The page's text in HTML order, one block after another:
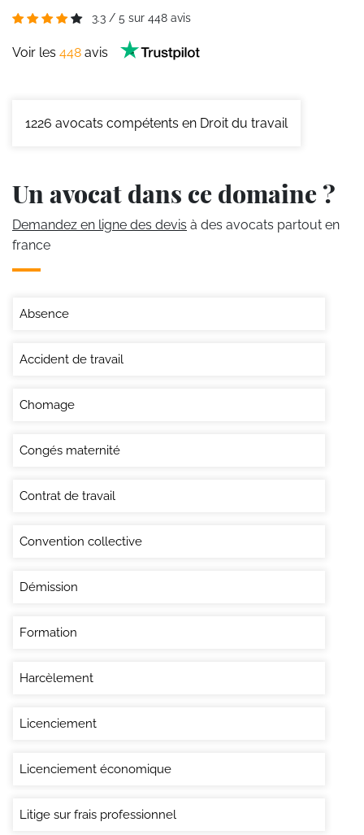
3.3 / 5 sur 448 avis
Voir les 448 avis
1226 avocats compétents en Droit du travail
Un avocat dans ce domaine ?
Demandez en ligne des devis à des avocats partout en
france
Absence
Accident de travail
Chomage
Congés maternité
Contrat de travail
Convention collective
Démission
Formation
Harcèlement
Licenciement
Licenciement économique
Litige sur frais professionnel